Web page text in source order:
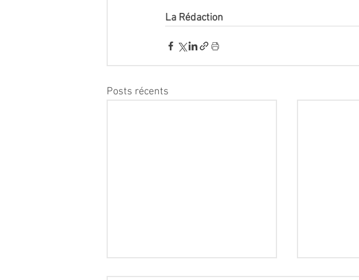
La Rédaction
Posts récents